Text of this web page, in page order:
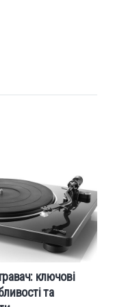
ключові
та